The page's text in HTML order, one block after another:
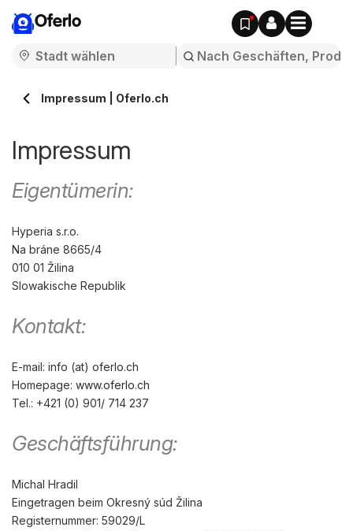
Oferlo
Impressum | Oferlo.ch
Impressum
Eigentümerin:
Hyperia s.r.o.
Na bráne 8665/4
010 01 Žilina
Slowakische Republik
Kontakt:
E-mail: info (at) oferlo.ch
Homepage: www.oferlo.ch
Tel.: +421 (0) 901/ 714 237
Geschäftsführung:
Michal Hradil
Eingetragen beim Okresný súd Žilina
Registernummer: 59029/L